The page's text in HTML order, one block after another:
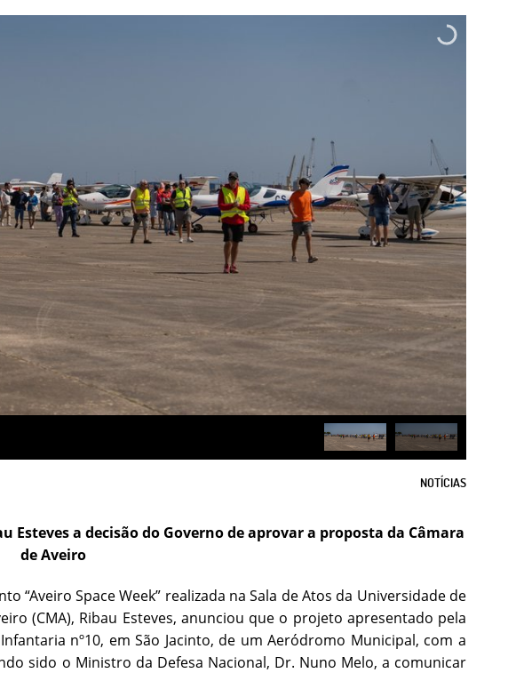
NOTÍCIAS
a decisão do Governo de aprovar a proposta da Câmara
de Aveiro
“Aveiro Space Week” realizada na Sala de Atos da Universidade de
(CMA), Ribau Esteves, anunciou que o projeto apresentado pela
nº10, em São Jacinto, de um Aeródromo Municipal, com a
sido o Ministro da Defesa Nacional, Dr. Nuno Melo, a comunicar